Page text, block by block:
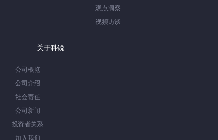
观点洞察
视频访谈
关于科锐
公司概览
公司介绍
社会责任
公司新闻
投资者关系
加入我们